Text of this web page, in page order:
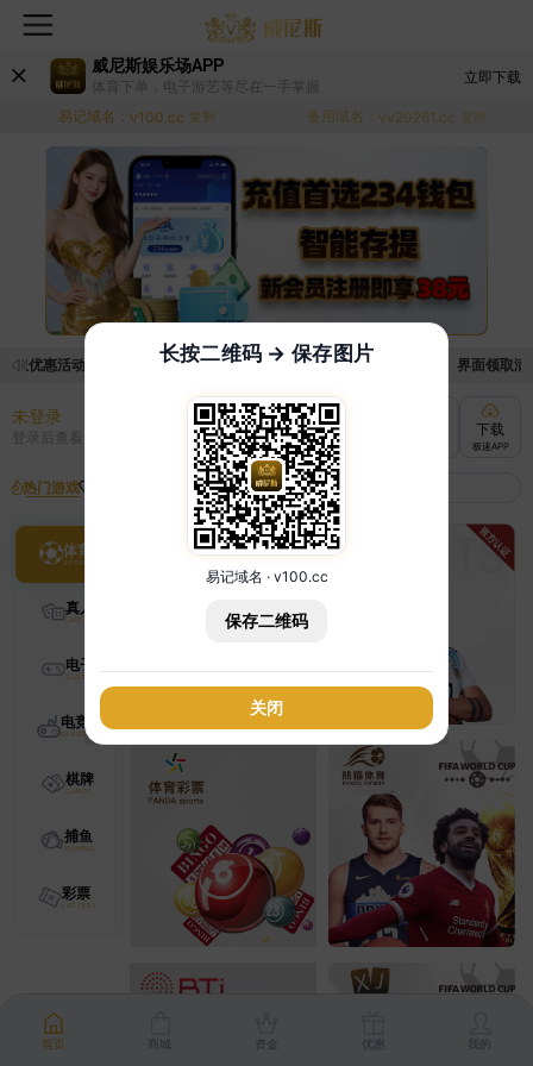
威尼斯娱乐场APP
体育下单，电子游艺等尽在一手掌握
立即下载
易记域名： v100.cc 复制 备用域名： vv20261.cc 复制
取优惠活动的手续麻烦，已新增优惠系统，现在可以前往【福利中心】界面领取
未登录
登录后查看 充值
快速到账
下载
极速APP
热门游戏
体育
真人
电子
电竞
棋牌
捕鱼
彩票
首页 商城 资金 优惠 我的
长按二维码 → 保存图片
易记域名 · v100.cc
保存二维码
关闭